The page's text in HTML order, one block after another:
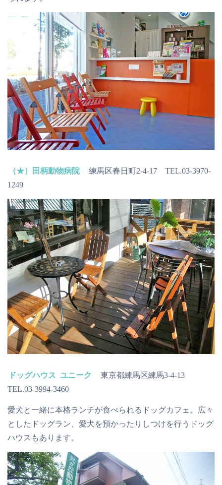
（★）田柄動物病院
練馬区春日町2-4-17 TEL.03-3970-
1249
ドッグハウス ユニーク
東京都練馬区練馬3-4-13
TEL.03-3994-3460
愛犬と一緒に本格ランチが食べられるドッグカフェ。広々
としたドッグラン、愛犬を預かったりしつけを行うドッグ
ハウスもあります。